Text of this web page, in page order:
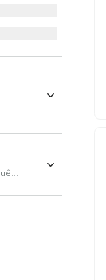
DUBAL traduzido para português / FV 1800